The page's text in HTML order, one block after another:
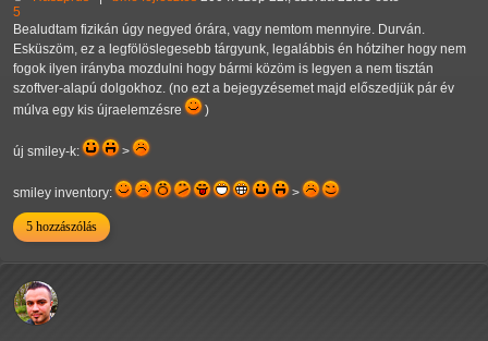
5
Bealudtam fizikán úgy negyed órára, vagy nemtom mennyire. Durván.
Esküszöm, ez a legfölöslegesebb tárgyunk, legalábbis én hótziher hogy nem
fogok ilyen irányba mozdulni hogy bármi közöm is legyen a nem tisztán
szoftver-alapú dolgokhoz. (no ezt a bejegyzésemet majd előszedjük pár év
múlva egy kis újraelemzésre
)
új smiley-k: >
smiley inventory: >
5 hozzászólás